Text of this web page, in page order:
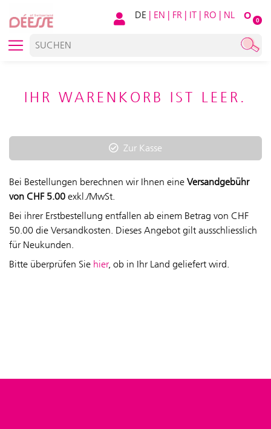
O 0
DE | EN | FR | IT | RO | NL
IHR WARENKORB IST LEER.
Zur Kasse
Bei Bestellungen berechnen wir Ihnen eine Versandgebühr
von CHF 5.00 exkl./MwSt.
Bei ihrer Erstbestellung entfallen ab einem Betrag von CHF
50.00 die Versandkosten. Dieses Angebot gilt ausschliesslich
für Neukunden.
Bitte überprüfen Sie hier, ob in Ihr Land geliefert wird.